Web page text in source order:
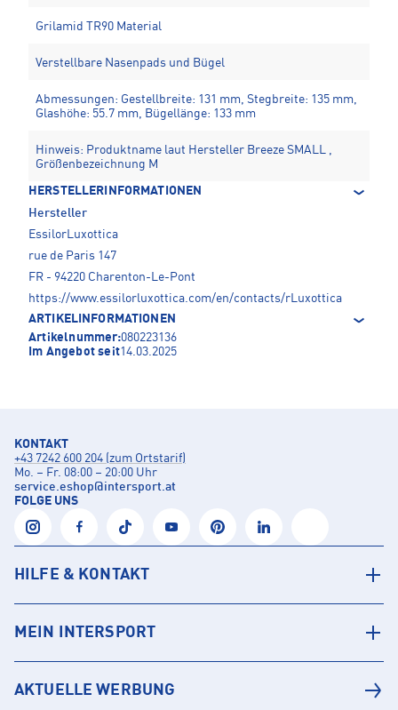
Grilamid TR90 Material
Verstellbare Nasenpads und Bügel
Abmessungen: Gestellbreite: 131 mm, Stegbreite: 135 mm,
Glashöhe: 55.7 mm, Bügellänge: 133 mm
Hinweis: Produktname laut Hersteller Breeze SMALL ,
Größenbezeichnung M
HERSTELLERINFORMATIONEN
Hersteller
EssilorLuxottica
rue de Paris 147
FR - 94220 Charenton-Le-Pont
https://www.essilorluxottica.com/en/contacts/rLuxottica
ARTIKELINFORMATIONEN
Artikelnummer:080223136
Im Angebot seit14.03.2025
KONTAKT
+43 7242 600 204 (zum Ortstarif)
Mo. – Fr. 08:00 – 20:00 Uhr
service.eshop@intersport.at
FOLGE UNS
HILFE & KONTAKT
MEIN INTERSPORT
AKTUELLE WERBUNG